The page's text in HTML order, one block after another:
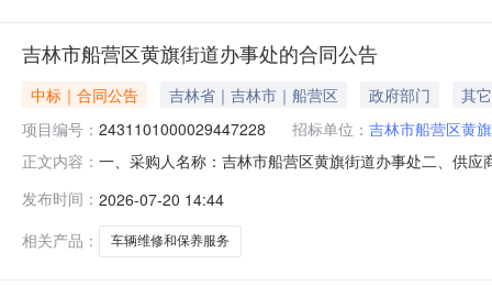
吉林市船营区黄旗街道办事处的合同公告
中标｜合同公告 吉林省｜吉林市｜船营区 政府部门
其它
项目编号： 2431101000029447228 招标单位： 吉林市船营区黄
正文内容： 一、采购人名称：吉林市船营区黄旗街道办事处二、供
服务详见附件项1.0011951195服务要求或标的基本概况
发布时间： 2026-07-20 14:44
相关产品：
车辆维修和保养服务